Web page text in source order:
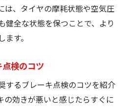
は、タイヤの摩耗状態や空気圧
健全な状態を保つことで、より
す。
検のコツ
するブレーキ点検のコツを紹介
の効きが悪いと感じたらすぐに